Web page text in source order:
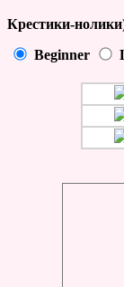
Крестики-
Beginner